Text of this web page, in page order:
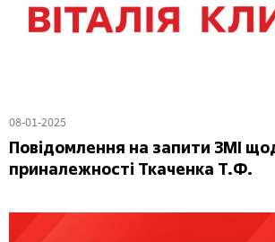
08-01-2025
Повідомлення на запити ЗМІ
приналежності Ткаченка Т.Ф.